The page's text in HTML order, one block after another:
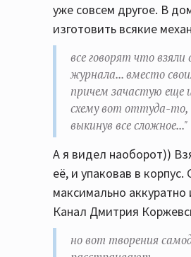
уже совсем другое. В
изготовить всякие
все говорят что
журнала... вместо
причем зачастую еще
схему вот оттуда-то,
выкинув все сложное..."
А я видел наоборот))
её, и упаковав в корпус.
максимально
Канал Дмитрия
но вот творения